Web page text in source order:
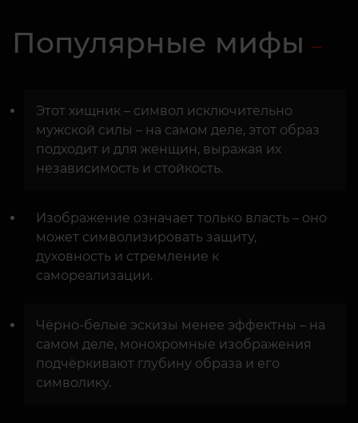
Популярные мифы
Этот хищник – символ исключительно
мужской силы – на самом деле, этот образ
подходит и для женщин, выражая их
независимость и стойкость.
Изображение означает только власть – оно
может символизировать защиту,
духовность и стремление к
самореализации.
Чёрно-белые эскизы менее эффектны – на
самом деле, монохромные изображения
подчёркивают глубину образа и его
символику.